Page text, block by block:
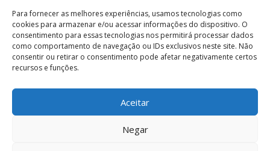
Para fornecer as melhores experiências, usamos tecnologias como
cookies para armazenar e/ou acessar informações do dispositivo. O
consentimento para essas tecnologias nos permitirá processar dados
como comportamento de navegação ou IDs exclusivos neste site. Não
consentir ou retirar o consentimento pode afetar negativamente certos
recursos e funções.
Aceitar
Negar
Portal EldoGomes.com.br | Entre os Blogs mais lidos de Brasília/DF. |